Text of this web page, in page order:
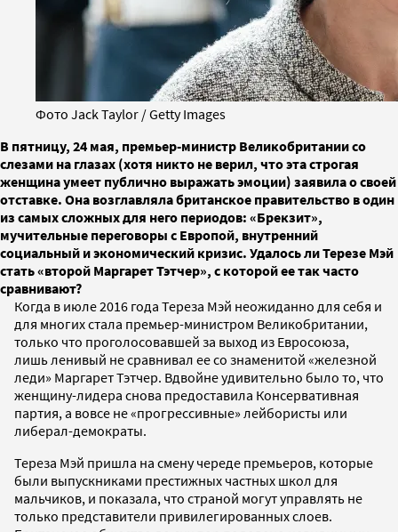
Фото Jack Taylor / Getty Images
В пятницу, 24 мая, премьер-министр Великобритании со
слезами на глазах (хотя никто не верил, что эта строгая
женщина умеет публично выражать эмоции) заявила о своей
отставке. Она возглавляла британское правительство в один
из самых сложных для него периодов: «Брекзит»,
мучительные переговоры с Европой, внутренний
социальный и экономический кризис. Удалось ли Терезе Мэй
стать «второй Маргарет Тэтчер», с которой ее так часто
сравнивают?
Когда в июле 2016 года Тереза Мэй неожиданно для себя и
для многих стала премьер-министром Великобритании,
только что проголосовавшей за выход из Евросоюза,
лишь ленивый не сравнивал ее со знаменитой «железной
леди» Маргарет Тэтчер. Вдвойне удивительно было то, что
женщину-лидера снова предоставила Консервативная
партия, а вовсе не «прогрессивные» лейбористы или
либерал-демократы.
Тереза Мэй пришла на смену череде премьеров, которые
были выпускниками престижных частных школ для
мальчиков, и показала, что страной могут управлять не
только представители привилегированных слоев.